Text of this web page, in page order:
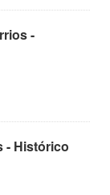
-
- Histórico